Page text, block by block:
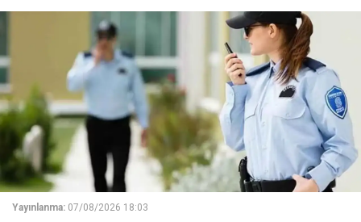
Yayınlanma: 07/08/2026 18:03